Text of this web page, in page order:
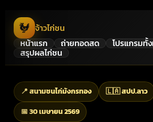
🐓 จ้าวไก่ชน
หน้าแรก
ถ่ายทอดสด โปรแกรมทั้
สรุปผลไก่ชน
📍 สนามชนไก่มังกรทอง
🇱🇦 สปป.ลาว
📅 30 เมษายน 2569